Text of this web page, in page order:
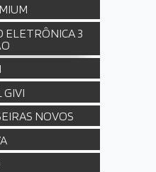
ELETRÔNICA 3
GIVI
NOVOS